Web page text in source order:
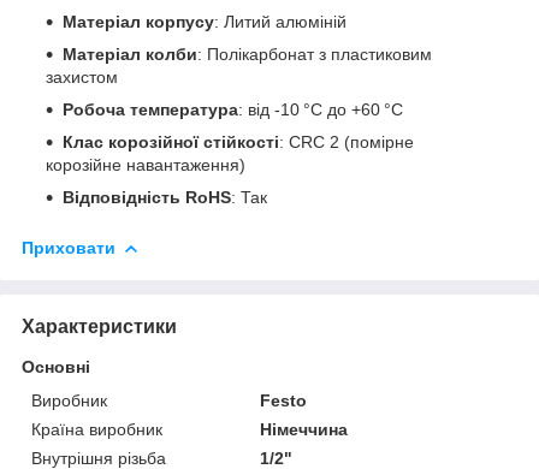
Матеріал корпусу: Литий алюміній
Матеріал колби: Полікарбонат з пластиковим
захистом
Робоча температура: від -10 °C до +60 °C
Клас корозійної стійкості: CRC 2 (помірне
корозійне навантаження)
Відповідність RoHS: Так
Приховати
Характеристики
Основні
Виробник
Festo
Країна виробник
Німеччина
Внутрішня різьба
1/2"